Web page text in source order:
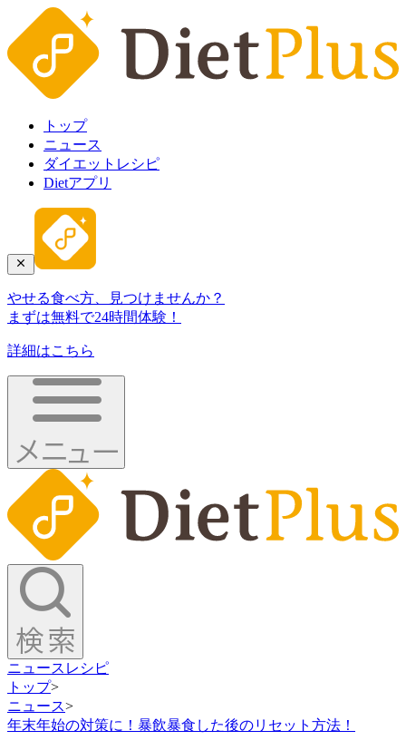
トップ
ニュース
ダイエットレシピ
Dietアプリ
やせる食べ方、見つけませんか？
まずは無料で24時間体験！
詳細はこちら
ニュース レシピ
トップ>
ニュース>
年末年始の対策に！暴飲暴食した後のリセット方法！